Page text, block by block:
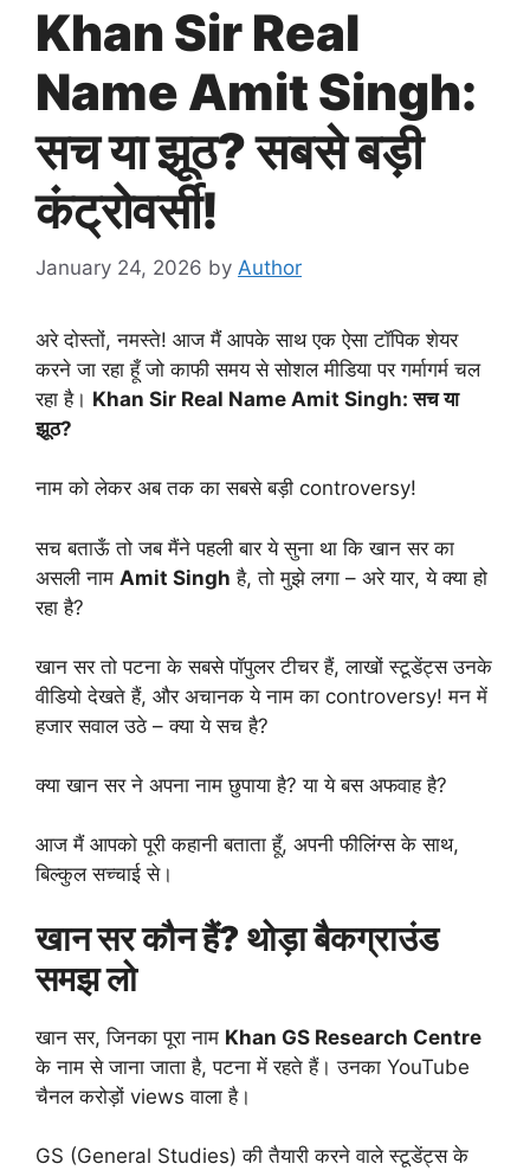
Khan Sir Real
Name Amit Singh:
सच या झूठ? सबसे बड़ी
कंट्रोवर्सी!
January 24, 2026 by Author
अरे दोस्तों, नमस्ते! आज मैं आपके साथ एक ऐसा टॉपिक शेयर
करने जा रहा हूँ जो काफी समय से सोशल मीडिया पर गर्मागर्म चल
रहा है। Khan Sir Real Name Amit Singh: सच या
झूठ?
नाम को लेकर अब तक का सबसे बड़ी controversy!
सच बताऊँ तो जब मैंने पहली बार ये सुना था कि खान सर का
असली नाम Amit Singh है, तो मुझे लगा – अरे यार, ये क्या हो
रहा है?
खान सर तो पटना के सबसे पॉपुलर टीचर हैं, लाखों स्टूडेंट्स उनके
वीडियो देखते हैं, और अचानक ये नाम का controversy! मन में
हजार सवाल उठे – क्या ये सच है?
क्या खान सर ने अपना नाम छुपाया है? या ये बस अफवाह है?
आज मैं आपको पूरी कहानी बताता हूँ, अपनी फीलिंग्स के साथ,
बिल्कुल सच्चाई से।
खान सर कौन हैं? थोड़ा बैकग्राउंड
समझ लो
खान सर, जिनका पूरा नाम Khan GS Research Centre
के नाम से जाना जाता है, पटना में रहते हैं। उनका YouTube
चैनल करोड़ों views वाला है।
GS (General Studies) की तैयारी करने वाले स्टूडेंट्स के